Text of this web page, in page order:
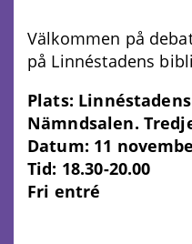
Välkommen på
på Linnéstadens
Plats:
Nämndsalen.
Datum: 11
Tid: 18.30-20.00
Fri entré